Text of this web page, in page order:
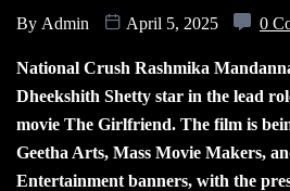
By Admin April 5, 2025 0
National Crush Rashmika
Dheekshith Shetty star in the lead
movie The Girlfriend. The film is
Geetha Arts, Mass Movie Makers,
Entertainment banners, with the